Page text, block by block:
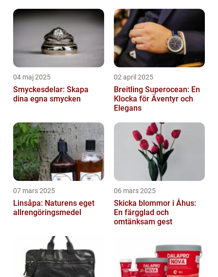
04 maj 2025
Smyckesdelar: Skapa
dina egna smycken
02 april 2025
Breitling Superocean: En
Klocka för Äventyr och
Elegans
07 mars 2025
Linsåpa: Naturens eget
allrengöringsmedel
06 mars 2025
Skicka blommor i Åhus:
En färgglad och
omtänksam gest